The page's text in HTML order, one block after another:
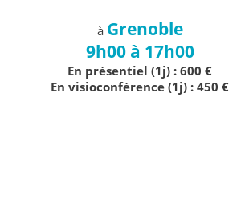
à Grenoble
9h00 à 17h00
En présentiel (1j) : 600 €
En visioconférence (1j) : 450 €